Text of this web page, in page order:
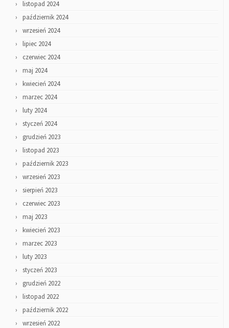
listopad 2024
październik 2024
wrzesień 2024
lipiec 2024
czerwiec 2024
maj 2024
kwiecień 2024
marzec 2024
luty 2024
styczeń 2024
grudzień 2023
listopad 2023
październik 2023
wrzesień 2023
sierpień 2023
czerwiec 2023
maj 2023
kwiecień 2023
marzec 2023
luty 2023
styczeń 2023
grudzień 2022
listopad 2022
październik 2022
wrzesień 2022